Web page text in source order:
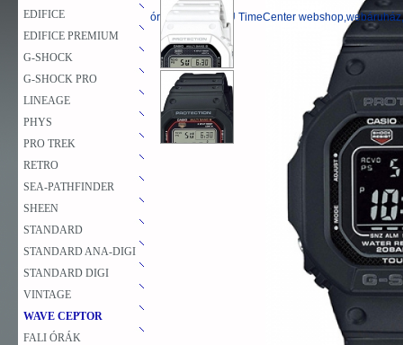
EDIFICE
EDIFICE PREMIUM
G-SHOCK
G-SHOCK PRO
LINEAGE
PHYS
PRO TREK
RETRO
SEA-PATHFINDER
SHEEN
STANDARD
STANDARD ANA-DIGI
STANDARD DIGI
VINTAGE
WAVE CEPTOR
FALI ÓRÁK